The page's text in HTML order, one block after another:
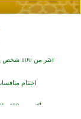
اختتام منافسات
أكثر من 400 طالب يشاركون في مسابقة المعلومات الإسلامية بأستراليا
افتتاح